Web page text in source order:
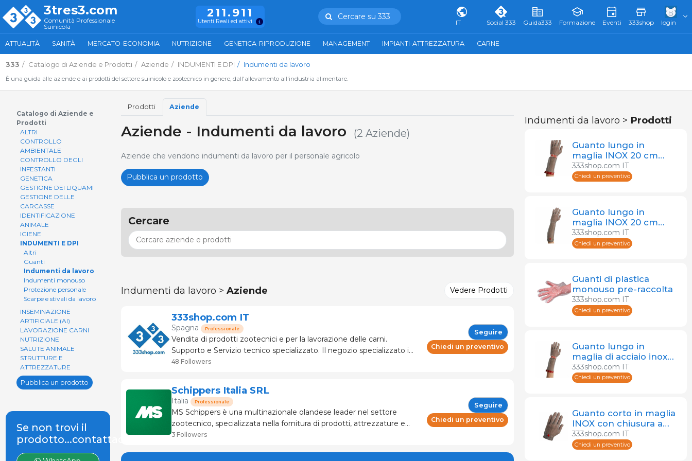
3tres3.com
Comunità Professionale
Suinicola
211.911
Utenti Reali ed attivi
Cercare su 333
IT Social 333 Guida333 Formazione Eventi 333shop login
ATTUALITÀ SANITÀ MERCATO-ECONOMIA NUTRIZIONE GENETICA-RIPRODUZIONE MANAGEMENT IMPIANTI-ATTREZZATURA CARNE
333 Catalogo di Aziende e Prodotti Aziende INDUMENTI E DPI Indumenti da lavoro
È una guida alle aziende e ai prodotti del settore suinicolo e zootecnico in genere, dall'allevamento all'industria alimentare.
Catalogo di Aziende e
Prodotti
ALTRI
CONTROLLO
AMBIENTALE
CONTROLLO DEGLI
INFESTANTI
GENETICA
GESTIONE DEI LIQUAMI
GESTIONE DELLE
CARCASSE
IDENTIFICAZIONE
ANIMALE
IGIENE
INDUMENTI E DPI
Altri
Guanti
Indumenti da lavoro
Indumenti monouso
Protezione personale
Scarpe e stivali da lavoro
INSEMINAZIONE
ARTIFICIALE (AI)
LAVORAZIONE CARNI
NUTRIZIONE
SALUTE ANIMALE
STRUTTURE E
ATTREZZATURE
Pubblica un prodotto
Se non trovi il
prodotto...contattaci
Prodotti Aziende
Aziende - Indumenti da lavoro (2 Aziende)
Aziende che vendono indumenti da lavoro per il personale agricolo
Pubblica un prodotto
Cercare
Indumenti da lavoro > Aziende Vedere Prodotti
333shop.com IT
Spagna Professionale
Vendita di prodotti zootecnici e per la lavorazione delle carni.
Supporto e Servizio tecnico specializzato. Il negozio specializzato in
suinicoltura. Oltre 120 marchi e fabbricanti
48 Followers
Seguire
Chiedi un preventivo
Schippers Italia SRL
Italia Professionale
MS Schippers è una multinazionale olandese leader nel settore
zootecnico, specializzata nella fornitura di prodotti, attrezzature e
servizi per l'allevamento professionale di animali (bovini, suini e
3 Followers
Seguire
Chiedi un preventivo
Indumenti da lavoro > Prodotti
Guanto lungo in
maglia INOX 20 cm
con cinturini
333shop.com IT
Chiedi un preventivo
Guanto lungo in
maglia INOX 20 cm
reversibile con
sistema a molla
333shop.com IT
Chiedi un preventivo
Guanti di plastica
monouso pre-raccolta
333shop.com IT
Chiedi un preventivo
Guanto lungo in
maglia di acciaio inox
15 cm con cinturini
333shop.com IT
Chiedi un preventivo
Guanto corto in maglia
INOX con chiusura a
molla
333shop.com IT
Chiedi un preventivo